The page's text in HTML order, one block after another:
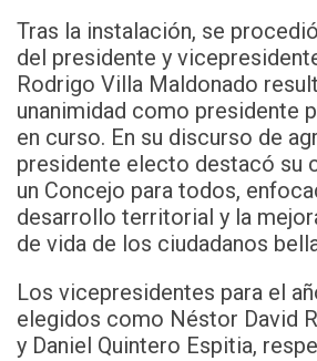
Tras la instalación, se
del presidente y
Rodrigo Villa Maldonado
unanimidad como presidente
en curso. En su discurso de
presidente electo destacó su
un Concejo para todos,
desarrollo territorial y la
de vida de los ciudadanos
Los vicepresidentes para el
elegidos como Néstor David
y Daniel Quintero Espitia,